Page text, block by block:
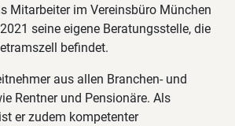
Mitarbeiter im Vereinsbüro München
seine eigene Beratungsstelle, die
befindet.
aus allen Branchen- und
Rentner und Pensionäre. Als
er zudem kompetenter